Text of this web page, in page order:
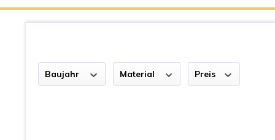
Baujahr Material Preis